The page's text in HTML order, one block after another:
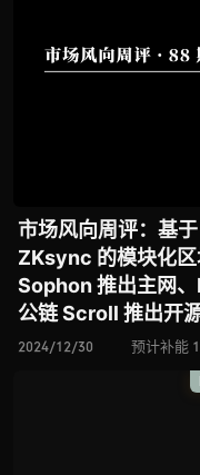
市场风向周评：基于
ZKsync 的模块化
Sophon 推出主网
公链 Scroll 推出开
块化 zkVM 框架
OpenVM、L1 区块
Avalanche 推出主
2024/12/30 预计补能